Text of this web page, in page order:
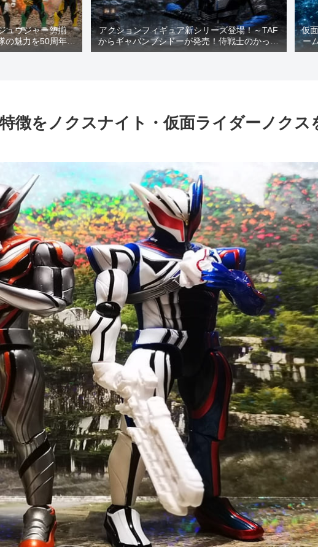
ュウジャー勢揃
魅力を50周年記
もう(^▽^)/～
アクションフィギュア新シリーズ登場！～TAF
からギャバンブシドーが発売！侍戦士のかっこ
いい姿を是非ご覧ください！～
仮
ー
場
徴をノクスナイト・仮面ライダーノクス